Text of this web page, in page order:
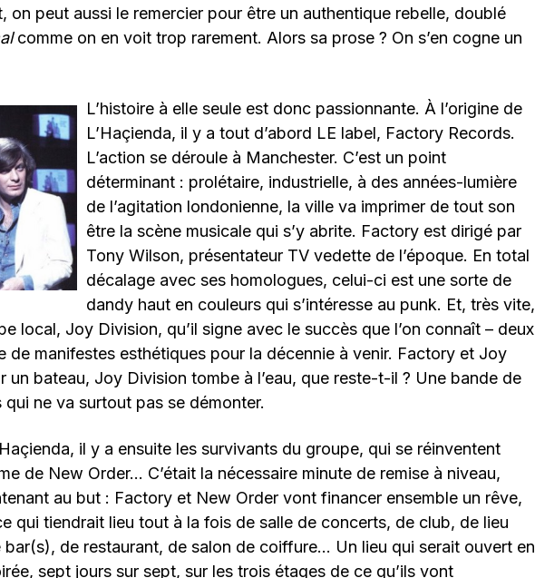
on peut aussi le remercier pour être un authentique rebelle, doublé
comme on en voit trop rarement. Alors sa prose ? On s’en cogne un
L’histoire à elle seule est donc passionnante. À l’origine de
L’Haçienda, il y a tout d’abord LE label, Factory Records.
L’action se déroule à Manchester. C’est un point
déterminant : prolétaire, industrielle, à des années-lumière
de l’agitation londonienne, la ville va imprimer de tout son
être la scène musicale qui s’y abrite. Factory est dirigé par
Tony Wilson, présentateur TV vedette de l’époque. En total
décalage avec ses homologues, celui-ci est une sorte de
dandy haut en couleurs qui s’intéresse au punk. Et, très vite,
local, Joy Division, qu’il signe avec le succès que l’on connaît – deux
de manifestes esthétiques pour la décennie à venir. Factory et Joy
un bateau, Joy Division tombe à l’eau, que reste-t-il ? Une bande de
ne va surtout pas se démonter.
il y a ensuite les survivants du groupe, qui se réinventent
de New Order… C’était la nécessaire minute de remise à niveau,
au but : Factory et New Order vont financer ensemble un rêve,
qui tiendrait lieu tout à la fois de salle de concerts, de club, de lieu
bar(s), de restaurant, de salon de coiffure… Un lieu qui serait ouvert en
sept jours sur sept, sur les trois étages de ce qu’ils vont